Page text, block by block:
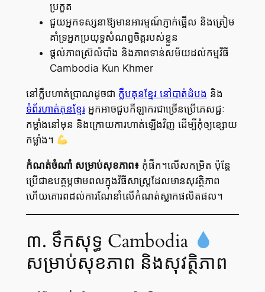
ប្រកួត
ជួយអ្នកទស្សនាឱ្យមានអារម្មណ៍ភ្ញាក់ផ្អើល និងត្រៀម
គាំទ្រអ្នកប្រយុទ្ធសំណព្វចិត្តរបស់ខ្លួន
ផ្តល់ភាពស៊្រលំបាំង និងភាពទាន់សម័យដល់កម្មវិធី
Cambodia Kun Khmer
នៅក្លឹបហាត់ប្រាណដូចជា ក្លឹបគុនខ្មែរ នៅបាត់ដំបង និង
ទំព័រ​ហាត់គុនខ្មែរអ្នកអាចជួបកីឡាករជាច្រើនប្រើភេសជ្ជៈ
កម្លាំងនៅមុន និងក្រោយការហាត់ឡើងវិញ ដើម្បីកុំឲ្យខ្សោយ
កម្លាំង។
កំណត់ចំណាំ សម្រាប់សុខភាព៖កុំផឹក។លើសកម្រិត ប៉ុន្តែ
ប្រើ​ជា​ឧបត្ថម្ភថាមពលក្នុងវិធីសាស្ត្រដែលមានសុវត្ថិភាព
ហើយគោរពដល់ការណែនាំលើកំណត់ស្លាកផលិតផល។
៣. ទឹកសុទ្ធ Cambodia
សម្រាប់សុខភាព និងសុវត្ថិភាព